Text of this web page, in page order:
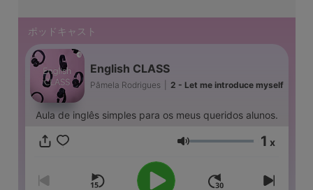
ポッドキャスト
English CLASS
Pâmela Rodrigues 2 - Let me introduce myself
Aula de inglês simples para os meus queridos alunos.
音量 1 x